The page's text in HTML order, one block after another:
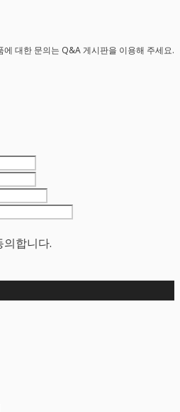
대한 문의는 Q&A 게시판을 이용해 주세요.
의합니다.